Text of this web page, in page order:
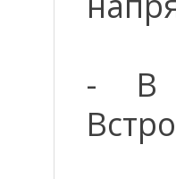
- В